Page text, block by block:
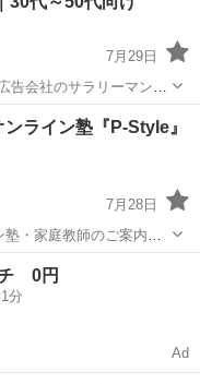
7月29日
告会社のサラリーマン。
ライン塾『P-Style』
7月28日
・家庭教師のご案内で
けは別途募集しており
0円
分
Ad